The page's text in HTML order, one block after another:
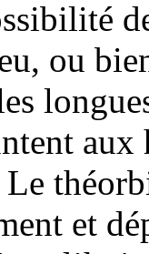
ou
aux
et